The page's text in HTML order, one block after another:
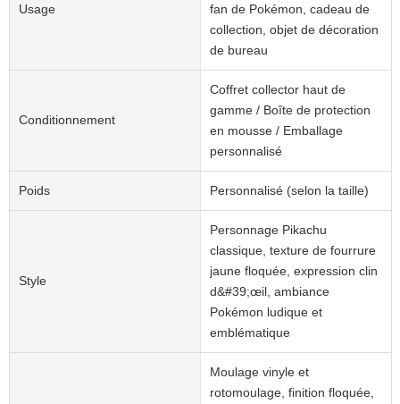
Usage
fan de Pokémon, cadeau de
collection, objet de décoration
de bureau
Conditionnement
Coffret collector haut de
gamme / Boîte de protection
en mousse / Emballage
personnalisé
Poids Personnalisé (selon la taille)
Style
Personnage Pikachu
classique, texture de fourrure
jaune floquée, expression clin
d&#39;œil, ambiance
Pokémon ludique et
emblématique
Moulage vinyle et
rotomoulage, finition floquée,